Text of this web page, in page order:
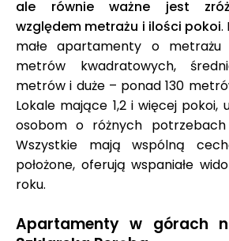
ale równie ważne jest
względem metrażu i ilości pokoi.
małe apartamenty o
metrów kwadratowych,
metrów i duże – ponad 130
Lokale mające 1,2 i więcej pokoi,
osobom o różnych
Wszystkie mają wspólną
położone, oferują wspaniałe
roku.
Apartamenty w górach